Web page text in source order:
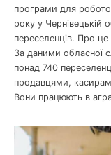
програми для
року у Чернівецькій
переселенців. Про
За даними обласної
понад 740
продавцями,
Вони працюють в